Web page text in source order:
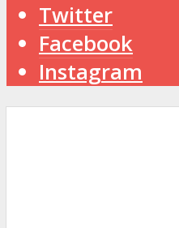
Twitter
Facebook
Instagram